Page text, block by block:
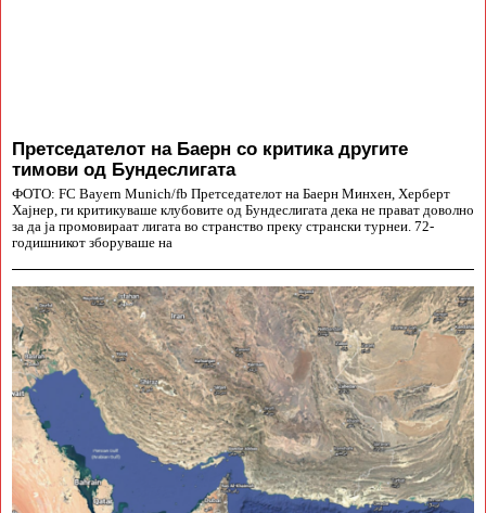
Претседателот на Баерн со критика другите
тимови од Бундеслигата
ФОТО: FC Bayern Munich/fb Претседателот на Баерн Минхен, Херберт
Хајнер, ги критикуваше клубовите од Бундеслигата дека не прават доволно
за да ја промовираат лигата во странство преку странски турнеи. 72-
годишникот зборуваше на